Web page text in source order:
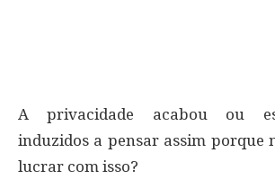
A privacidade acabou ou
induzidos a pensar assim porque
lucrar com isso?